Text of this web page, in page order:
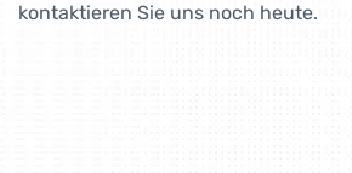
kontaktieren Sie uns noch heute.